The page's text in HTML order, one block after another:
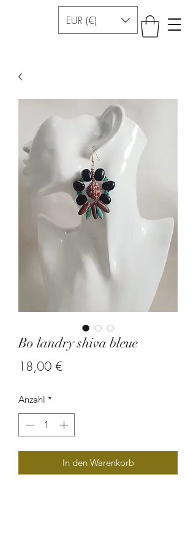
EUR (€)
Bo landry shiva bleue
18,00 €Preis
Anzahl *
In den Warenkorb